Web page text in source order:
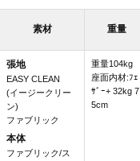
素材 重量
張地
EASY CLEAN
(イージークリー
ン)
ファブリック
本体
ファブリック/ス
重量104kg
座面内材:ﾌｪ
ｻﾞｰ+ 32kg 7.
5cm